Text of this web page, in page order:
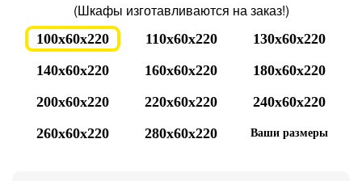
(Шкафы изготавливаются на заказ!)
100x60x220 110x60x220
130x60x220
140x60x220
160x60x220
180x60x220
200x60x220
220x60x220
240x60x220
260x60x220
280x60x220 Ваши размеры